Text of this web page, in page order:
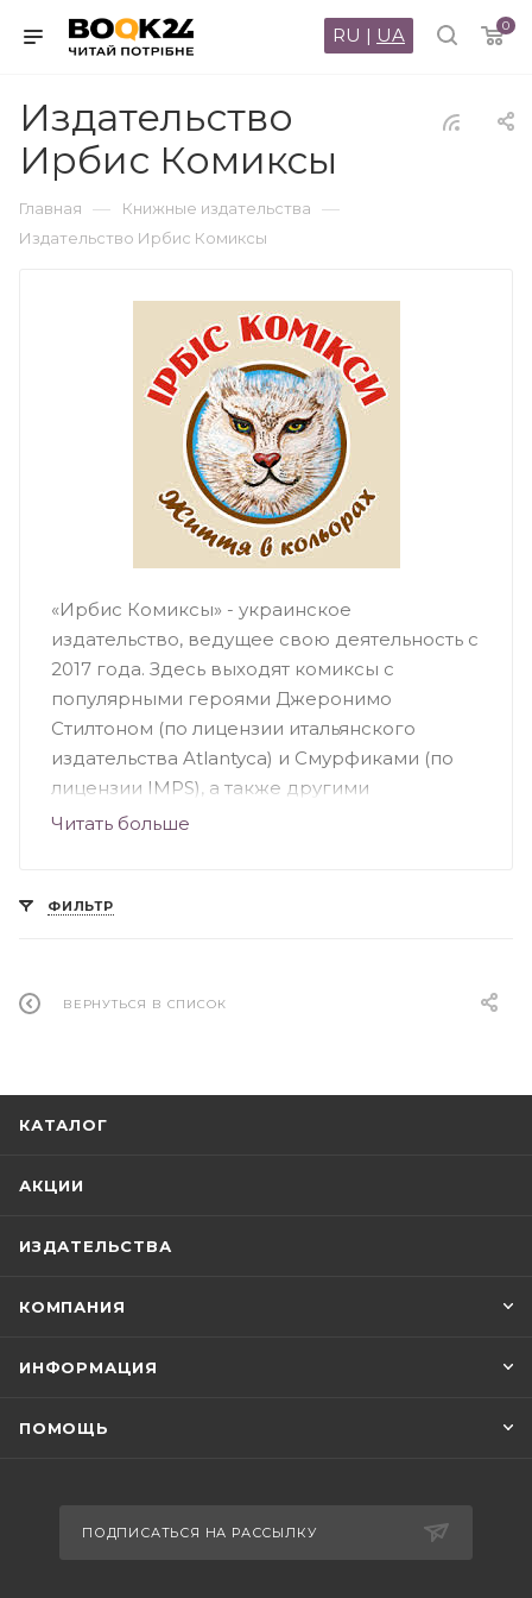
0
RU | UA
Издательство
Ирбис Комиксы
Главная — Книжные издательства —
Издательство Ирбис Комиксы
«Ирбис Комиксы» - украинское
издательство, ведущее свою деятельность с
2017 года. Здесь выходят комиксы с
популярными героями Джеронимо
Стилтоном (по лицензии итальянского
издательства Atlantyca) и Смурфиками (по
лицензии IMPS), а также другими
персонажами. Цель издательства – с
развивать у читателей фантазию, учить
бестселлерами стали не только комиксы о
книгу для взрослых - «Прихована історія
Читать больше
ФИЛЬТР
ВЕРНУТЬСЯ В СПИСОК
КАТАЛОГ
АКЦИИ
ИЗДАТЕЛЬСТВА
КОМПАНИЯ
ИНФОРМАЦИЯ
ПОМОЩЬ
ПОДПИСАТЬСЯ НА РАССЫЛКУ